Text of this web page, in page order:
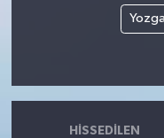
HISSEDILEN